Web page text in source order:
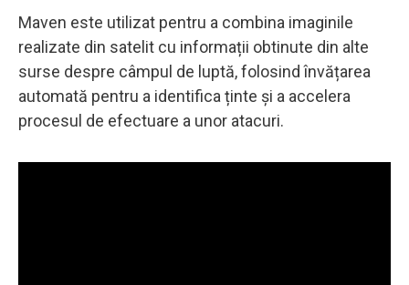
Maven este utilizat pentru a combina imaginile
realizate din satelit cu informații obtinute din alte
surse despre câmpul de luptă, folosind învățarea
automată pentru a identifica ținte și a accelera
procesul de efectuare a unor atacuri.